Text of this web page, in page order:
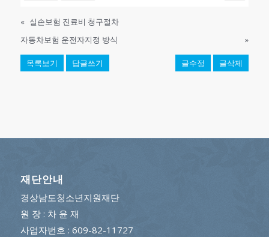
« 실손보험 진료비 청구절차
자동차보험 운전자지정 방식
»
목록보기 답글쓰기 글수정 글삭제
재단안내
경상남도청소년지원재단
원 장 : 차 윤 재
사업자번호 : 609-82-11727